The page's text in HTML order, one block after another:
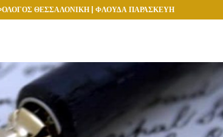
ΘΕΣΣΑΛΟΝΙΚΗ | ΦΛΟΥΔΑ ΠΑΡΑΣΚΕΥΗ